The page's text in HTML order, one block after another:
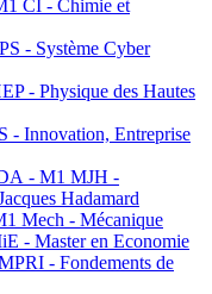
CI - Chimie et
- Système Cyber
- Physique des Hautes
- Innovation, Entreprise
- M1 MJH -
Hadamard
Mech - Mécanique
- Master en Economie
- Fondements de